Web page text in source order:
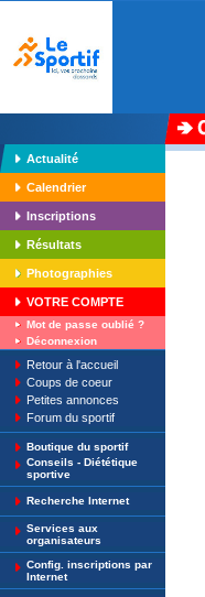
Actualité
Calendrier
Inscriptions
Résultats
Photographies
VOTRE COMPTE
Mot de passe oublié ?
Déconnexion
Retour à l'accueil
Coups de coeur
Petites annonces
Forum du sportif
Boutique du sportif
Conseils - Diététique
sportive
Recherche Internet
Services aux
organisateurs
Config. inscriptions par
Internet